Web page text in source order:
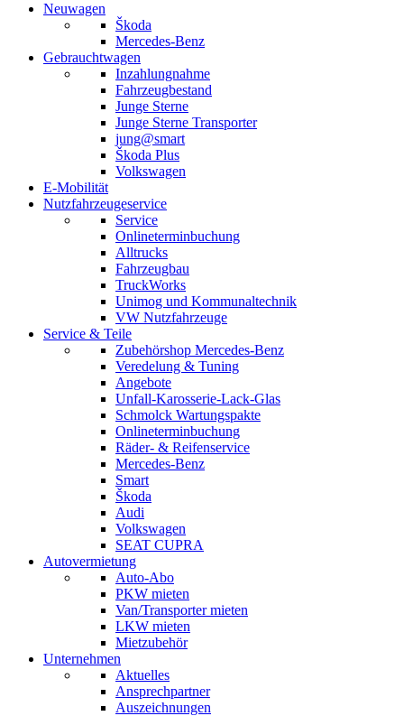
Neuwagen
Škoda
Mercedes-Benz
Gebrauchtwagen
Inzahlungnahme
Fahrzeugbestand
Junge Sterne
Junge Sterne Transporter
jung@smart
Škoda Plus
Volkswagen
E-Mobilität
Nutzfahrzeugeservice
Service
Onlineterminbuchung
Alltrucks
Fahrzeugbau
TruckWorks
Unimog und Kommunaltechnik
VW Nutzfahrzeuge
Service & Teile
Zubehörshop Mercedes-Benz
Veredelung & Tuning
Angebote
Unfall-Karosserie-Lack-Glas
Schmolck Wartungspakte
Onlineterminbuchung
Räder- & Reifenservice
Mercedes-Benz
Smart
Škoda
Audi
Volkswagen
SEAT CUPRA
Autovermietung
Auto-Abo
PKW mieten
Van/Transporter mieten
LKW mieten
Mietzubehör
Unternehmen
Aktuelles
Ansprechpartner
Auszeichnungen